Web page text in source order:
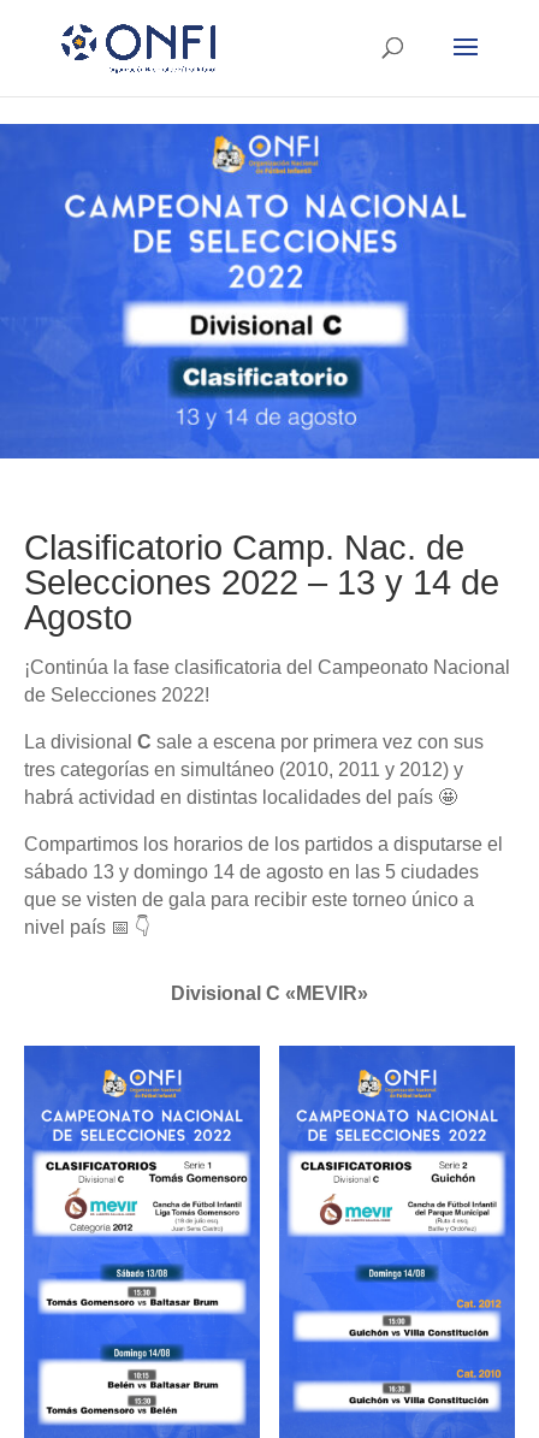
Clasificatorio Camp. Nac. de
Selecciones 2022 – 13 y 14 de
Agosto
¡Continúa la fase clasificatoria del Campeonato Nacional
de Selecciones 2022!
La divisional C sale a escena por primera vez con sus
tres categorías en simultáneo (2010, 2011 y 2012) y
habrá actividad en distintas localidades del país 🤩
Compartimos los horarios de los partidos a disputarse el
sábado 13 y domingo 14 de agosto en las 5 ciudades
que se visten de gala para recibir este torneo único a
nivel país 📅 👇
Divisional C «MEVIR»